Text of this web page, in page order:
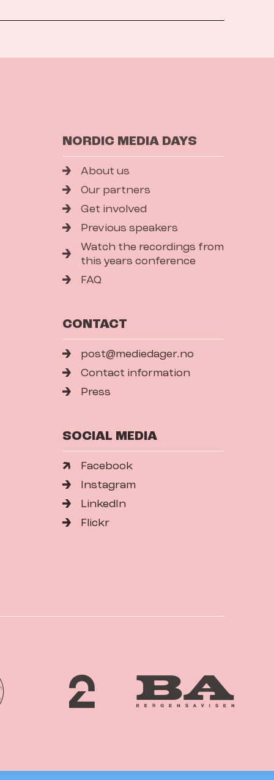
NORDIC MEDIA DAYS
About us
Our partners
Get involved
Previous speakers
Watch the recordings from
this years conference
FAQ
CONTACT
post@mediedager.no
Contact information
Press
SOCIAL MEDIA
Facebook
Instagram
LinkedIn
Flickr